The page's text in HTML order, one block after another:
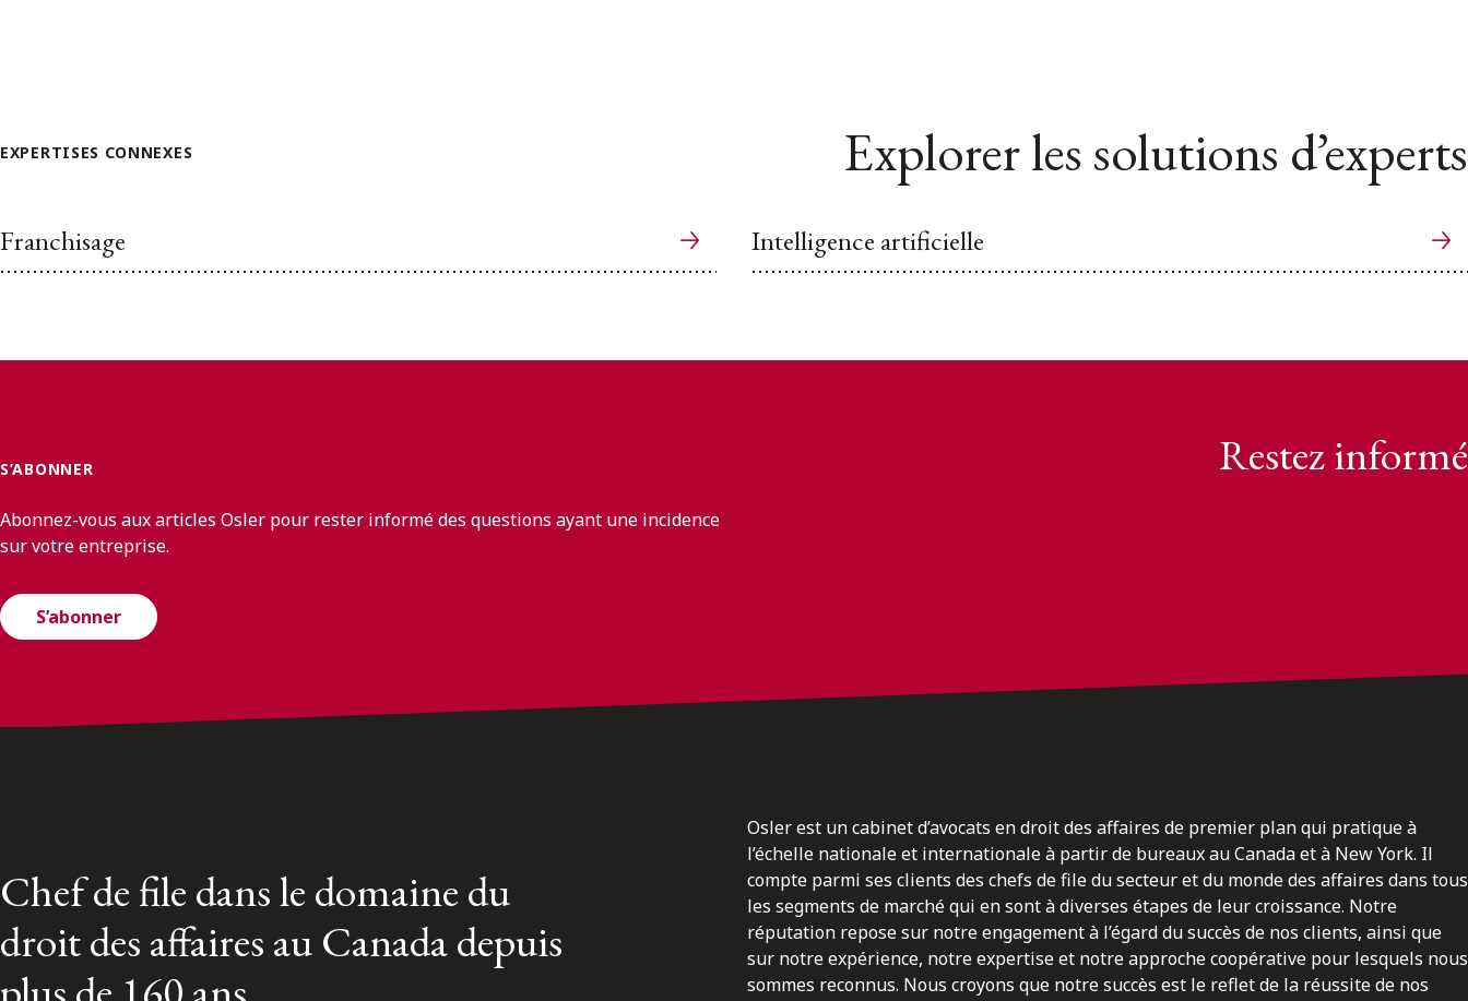
EXPERTISES CONNEXES Explorer les solutions d’experts
Franchisage Intelligence artificielle
S’ABONNER Restez informé
Abonnez-vous aux articles Osler pour rester informé des questions ayant une incidence
sur votre entreprise.
S’abonner
Chef de file dans le domaine du
droit des affaires au Canada depuis
Osler est un cabinet d’avocats en droit des affaires de premier plan qui pratique à
l’échelle nationale et internationale à partir de bureaux au Canada et à New York. Il
compte parmi ses clients des chefs de file du secteur et du monde des affaires dans tous
les segments de marché qui en sont à diverses étapes de leur croissance. Notre
réputation repose sur notre engagement à l’égard du succès de nos clients, ainsi que
sur notre expérience, notre expertise et notre approche coopérative pour lesquels nous
sommes reconnus. Nous croyons que notre succès est le reflet de la réussite de nos